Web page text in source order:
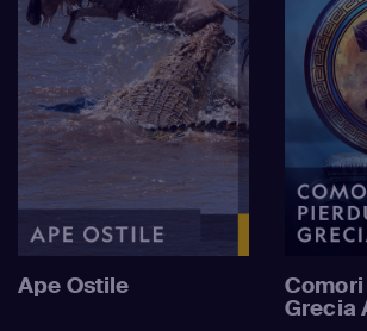
Ape Ostile
Grecia